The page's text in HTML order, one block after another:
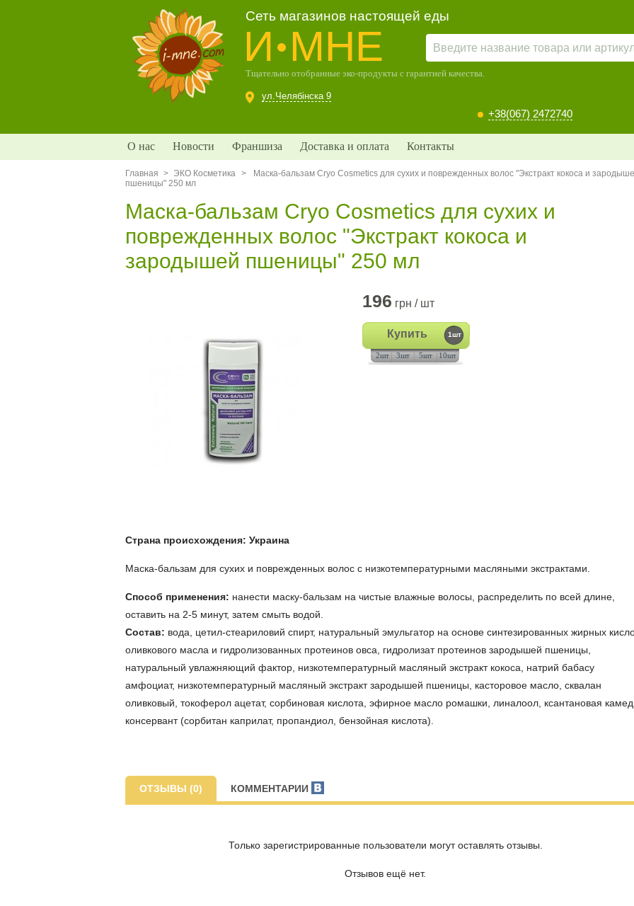
Сеть магазинов настоящей еды
И МНЕ
Тщательно отобранные эко-продукты с гарантией качества.
ул.Челябінска 9
+38(067) 2472740
О нас Новости Франшиза Доставка и оплата Контакты
Главная > ЭКО Косметика >
Маска-бальзам Cryo Cosmetics для сухих и поврежденных волос "Экстракт кокоса и
пшеницы" 250 мл
Маска-бальзам Cryo Cosmetics для сухих и
поврежденных волос "Экстракт кокоса и
зародышей пшеницы" 250 мл
196 грн / шт
Купить 1шт
2шт 3шт 5шт 10шт
Страна происхождения: Украина
Маска-бальзам для сухих и поврежденных волос с низкотемпературными масляными экстрактами.
Способ применения: нанести маску-бальзам на чистые влажные волосы, распределить по всей длине,
оставить на 2-5 минут, затем смыть водой.
Состав: вода, цетил-стеариловий спирт, натуральный эмульгатор на основе синтезированных жирных
оливкового масла и гидролизованных протеинов овса, гидролизат протеинов зародышей пшеницы,
натуральный увлажняющий фактор, низкотемпературный масляный экстракт кокоса, натрий бабасу
амфоциат, низкотемпературный масляный экстракт зародышей пшеницы, касторовое масло, сквалан
оливковый, токоферол ацетат, сорбиновая кислота, эфирное масло ромашки, линалоол, ксантановая
консервант (сорбитан каприлат, пропандиол, бензойная кислота).
ОТЗЫВЫ (0) КОММЕНТАРИИ
Только зарегистрированные пользователи могут оставлять отзывы.
Отзывов ещё нет.